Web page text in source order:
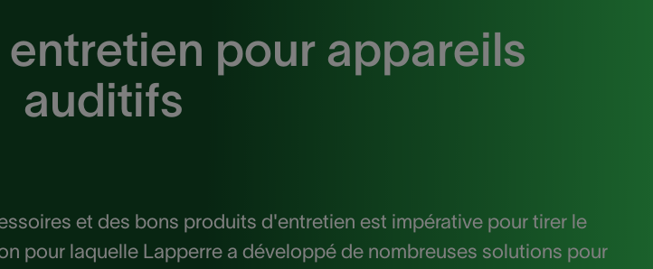
pour appareils
auditifs
et des bons produits d'entretien est impérative pour tirer le
pour laquelle Lapperre a développé de nombreuses solutions pour